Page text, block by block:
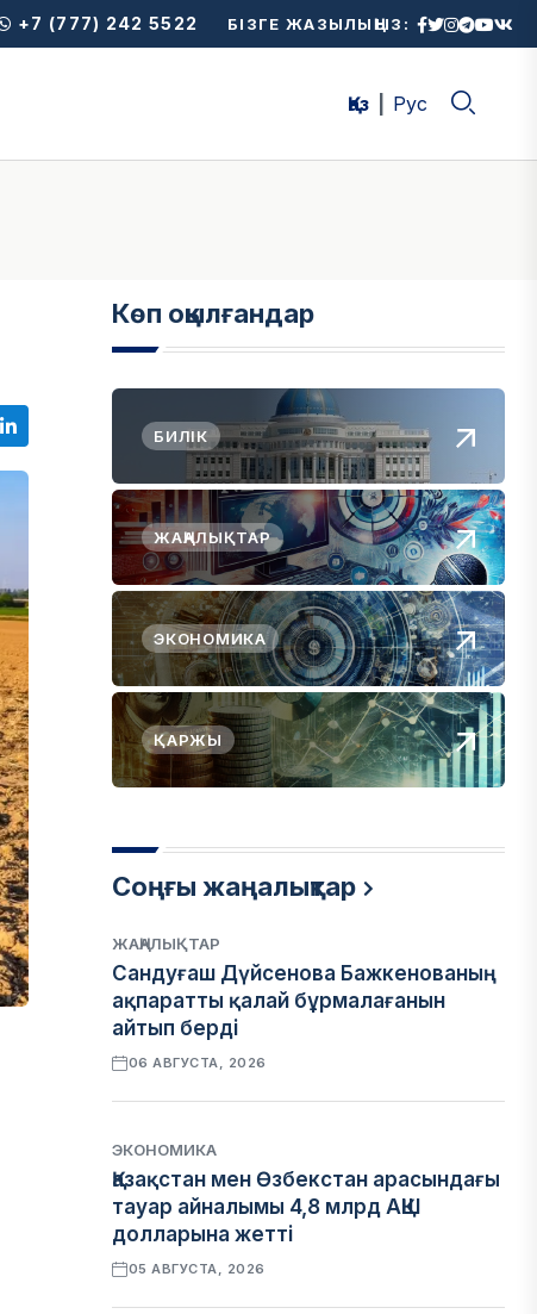
+7 (777) 242 5522 БІЗГЕ ЖАЗЫЛЫҢЫЗ:
Қаз Рус
Көп оқылғандар
БИЛІК
ЖАҢАЛЫҚТАР
ЭКОНОМИКА
ҚАРЖЫ
Соңғы жаңалықтар
ЖАҢАЛЫҚТАР
Сандуғаш Дүйсенова Бажкенованың
ақпаратты қалай бұрмалағанын
айтып берді
06 АВГУСТА, 2026
ЭКОНОМИКА
Қазақстан мен Өзбекстан арасындағы
тауар айналымы 4,8 млрд АҚШ
долларына жетті
05 АВГУСТА, 2026